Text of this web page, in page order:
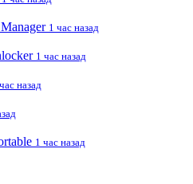
1 час назад
1 час назад
назад
1 час назад